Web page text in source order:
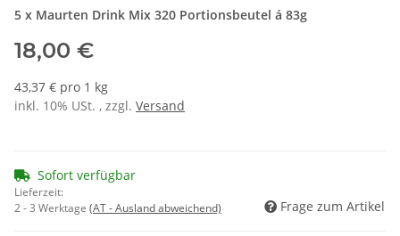
5 x Maurten Drink Mix 320 Portionsbeutel á 83g
18,00 €
43,37 € pro 1 kg
inkl. 10% USt. , zzgl. Versand
Sofort verfügbar
Lieferzeit:
2 - 3 Werktage (AT - Ausland abweichend) Frage zum Artikel